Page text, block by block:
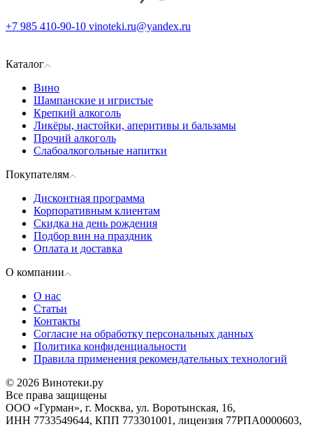
+7 985 410-90-10 vinoteki.ru@yandex.ru
Каталог
Вино
Шампанские и игристые
Крепкий алкоголь
Ликёры, настойки, аперитивы и бальзамы
Прочий алкоголь
Слабоалкогольные напитки
Покупателям
Дисконтная программа
Корпоративным клиентам
Скидка на день рождения
Подбор вин на праздник
Оплата и доставка
О компании
О нас
Статьи
Контакты
Согласие на обработку персональных данных
Политика конфиденциальности
Правила применения рекомендательных технологий
© 2026 Винотеки.ру
Все права защищены
ООО «Гурман», г. Москва, ул. Воротынская, 16,
ИНН 7733549644, КПП 773301001, лицензия 77РПА0000603,